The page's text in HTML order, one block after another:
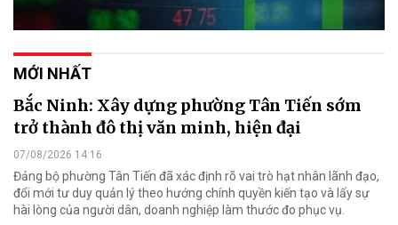
MỚI NHẤT
Bắc Ninh: Xây dựng phường Tân Tiến sớm
trở thành đô thị văn minh, hiện đại
07/08/2026 14:16
Đảng bộ phường Tân Tiến đã xác định rõ vai trò hạt nhân lãnh đạo,
đổi mới tư duy quản lý theo hướng chính quyền kiến tạo và lấy sự
hài lòng của người dân, doanh nghiệp làm thước đo phục vụ.